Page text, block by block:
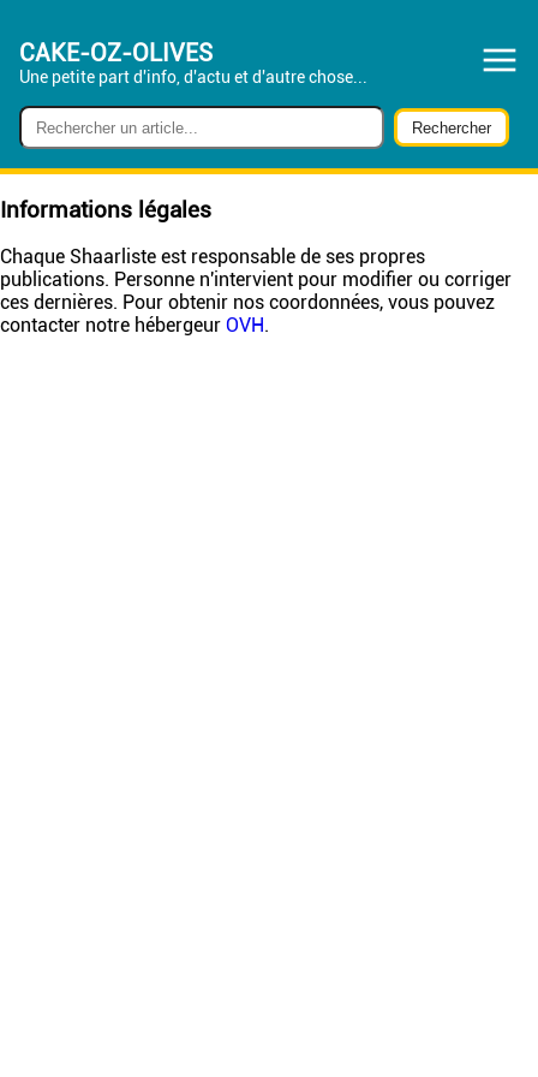
CAKE-OZ-OLIVES
Une petite part d'info, d'actu et d'autre chose...
Informations légales
Chaque Shaarliste est responsable de ses propres
publications. Personne n'intervient pour modifier ou corriger
ces dernières. Pour obtenir nos coordonnées, vous pouvez
contacter notre hébergeur OVH.